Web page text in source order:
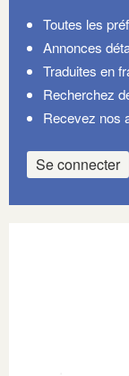
Toutes les
Annonces
Traduites en
Recherchez
Recevez nos
Se connecter